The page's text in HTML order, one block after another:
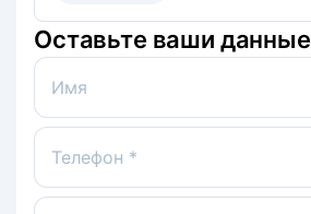
Оставьте ваши данные
Имя
Телефон *